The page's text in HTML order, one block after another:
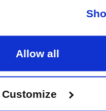
Allow all
Customize